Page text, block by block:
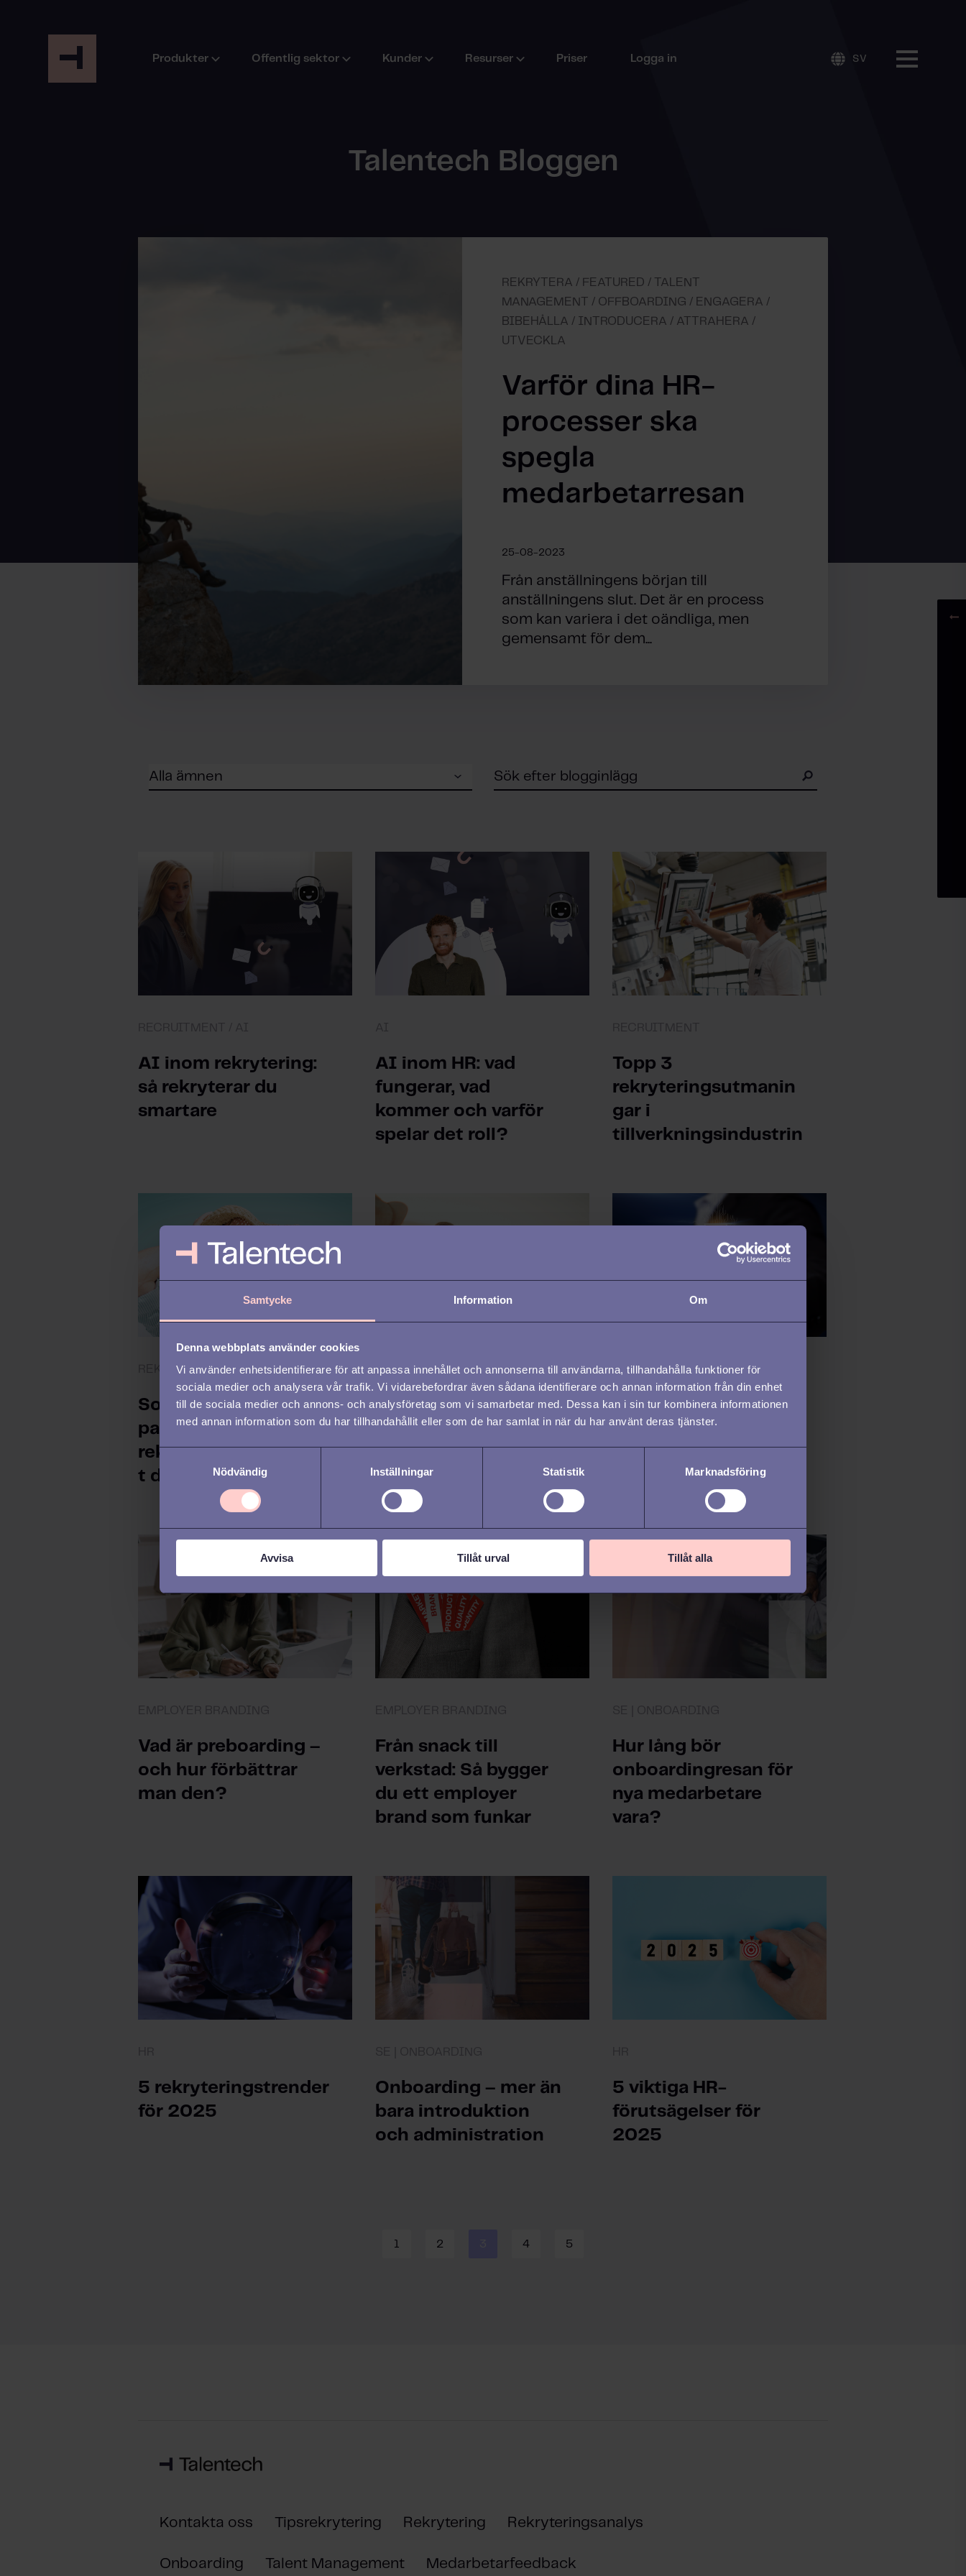
Samtycke Information Om
Denna webbplats använder cookies
Vi använder enhetsidentifierare för att anpassa innehållet och annonserna till användarna, tillhandahålla funktioner för
sociala medier och analysera vår trafik. Vi vidarebefordrar även sådana identifierare och annan information från din enhet
till de sociala medier och annons- och analysföretag som vi samarbetar med. Dessa kan i sin tur kombinera informationen
med annan information som du har tillhandahållit eller som de har samlat in när du har använt deras tjänster.
S
a
s
l
Nödvändig Inställningar Statistik Marknadsföring
Avvisa Tillåt urval Tillåt alla
Produkter Offentlig sektor Kunder Resurser Priser Logga in SV
Talentech Bloggen
REKRYTERA / FEATURED / TALENT
MANAGEMENT / OFFBOARDING / ENGAGERA /
BIBEHÅLLA / INTRODUCERA / ATTRAHERA /
UTVECKLA
Varför dina HR-
processer ska
spegla
medarbetarresan
25-08-2023
Från anställningens början till
anställningens slut. Det är en process
som kan variera i det oändliga, men
gemensamt för dem...
AI inom rekrytering:
så rekryterar du
smartare
AI inom HR: vad
fungerar, vad
kommer och varför
spelar det roll?
Topp 3
rekryteringsutmanin
gar i
tillverkningsindustrin
REKRYTERING
Sommaren är inte en
paus, det är en
rekryteringsmöjlighe
t du inte vill missa
REKRYTERING
Rekrytera i sommar –
din checklista för att
ligga steget före när
andra går på paus
REKRYTERING / HR
5 AI-förutsägelser
du måste känna till
2025
Vad är preboarding –
och hur förbättrar
man den?
Från snack till
verkstad: Så bygger
du ett employer
brand som funkar
Hur lång bör
onboardingresan för
nya medarbetare
vara?
5 rekryteringstrender
för 2025
Onboarding – mer än
bara introduktion
och administration
5 viktiga HR-
förutsägelser för
2025
1 2 4 5
Kontakta oss Tipsrekrytering Rekrytering Rekryteringsanalys
Onboarding Talent Management Medarbetarfeedback